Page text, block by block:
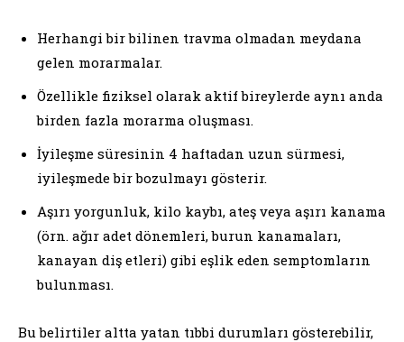
Herhangi bir bilinen travma olmadan meydana
gelen morarmalar.
Özellikle fiziksel olarak aktif bireylerde aynı anda
birden fazla morarma oluşması.
İyileşme süresinin 4 haftadan uzun sürmesi,
iyileşmede bir bozulmayı gösterir.
Aşırı yorgunluk, kilo kaybı, ateş veya aşırı kanama
(örn. ağır adet dönemleri, burun kanamaları,
kanayan diş etleri) gibi eşlik eden semptomların
bulunması.
Bu belirtiler altta yatan tıbbi durumları gösterebilir,